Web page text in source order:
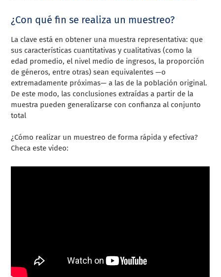
¿Con qué fin se realiza un muestreo?
La clave está en obtener una muestra representativa: que
sus características cuantitativas y cualitativas (como la
edad promedio, el nivel medio de ingresos, la proporción
de géneros, entre otras) sean equivalentes —o
extremadamente próximas— a las de la población original.
De este modo, las conclusiones extraídas a partir de la
muestra pueden generalizarse con confianza al conjunto
total
¿Cómo realizar un muestreo de forma rápida y efectiva?
Checa este video: